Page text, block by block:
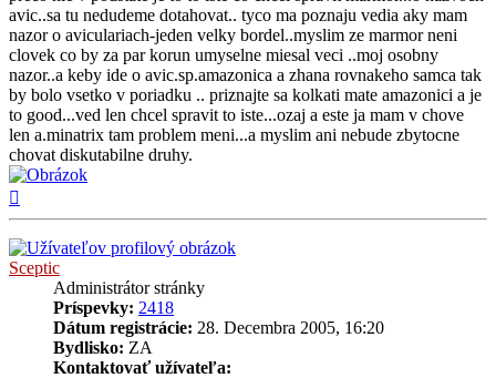
avic..sa tu nedudeme dotahovat.. tyco ma poznaju vedia aky mam
nazor o aviculariach-jeden velky bordel..myslim ze marmor neni
clovek co by za par korun umyselne miesal veci ..moj osobny
nazor..a keby ide o avic.sp.amazonica a zhana rovnakeho samca tak
by bolo vsetko v poriadku .. priznajte sa kolkati mate amazonici a je
to good...ved len chcel spravit to iste...ozaj a este ja mam v chove
len a.minatrix tam problem meni...a myslim ani nebude zbytocne
chovat diskutabilne druhy.
Sceptic
Administrátor stránky
Príspevky: 2418
Dátum registrácie: 28. Decembra 2005, 16:20
Bydlisko: ZA
Kontaktovať užívateľa: